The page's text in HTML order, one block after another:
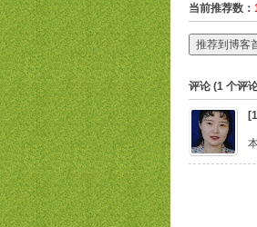
当前推荐数：
推荐到博客
评论 (1 个评